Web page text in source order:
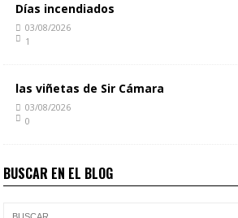
Días incendiados
03/08/2026
1
las viñetas de Sir Cámara
03/08/2026
0
BUSCAR EN EL BLOG